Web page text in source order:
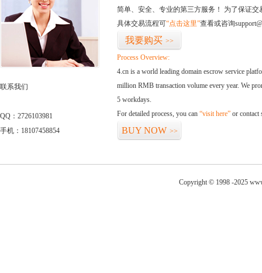
联系我们
QQ：2726103981
手机：18107458854
简单、安全、专业的第三方服务！ 为了保证
具体交易流程可“点击这里”查看或咨询
我要购买 >>
Process Overview:
4.cn is a world leading domain escrow service
million RMB transaction volume every year. We
5 workdays.
For detailed process, you can “visit here” or contact
BUY NOW >>
Copyright © 1998 -2025